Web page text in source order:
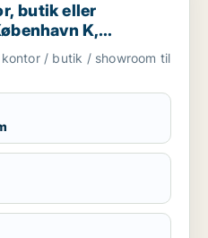
butik eller
K,
m.fl.
/ butik / showroom til